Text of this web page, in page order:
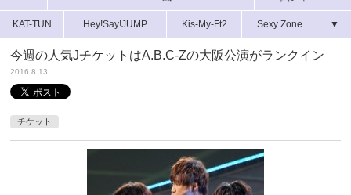
KAT-TUN Hey!Say!JUMP Kis-My-Ft2 Sexy Zone ▼
今週の人気JチケットはA.B.C-Zの大阪公演がランクイン
2016.8.13
チケット